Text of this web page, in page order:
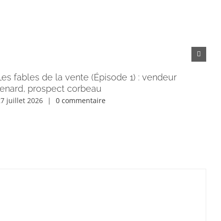
fables de la vente (Épisode 1) : vendeur
prospect corbeau
juillet 2026 | 0 commentaire